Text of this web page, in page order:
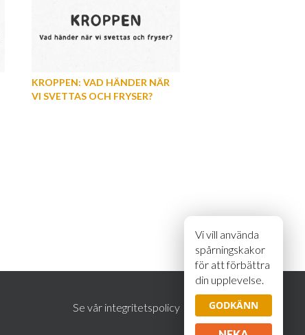
Vi vill använda
spårningskakor
för att förbättra
din upplevelse.
GODKÄNN
KROPPEN: VAD HÄNDER NÄR
VI SVETTAS OCH FRYSER?
Se vår integritetspolicy